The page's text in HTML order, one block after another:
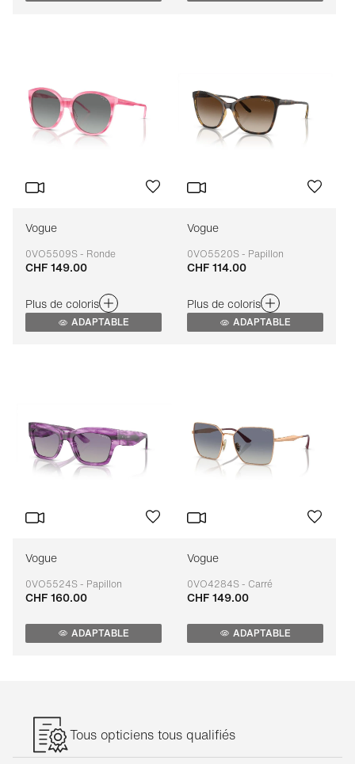
Vogue
0VO5509S - Ronde
Adaptable
CHF 149.00
Plus de coloris
ADAPTABLE
Vogue
0VO5520S - Papillon
Adaptable
CHF 114.00
Plus de coloris
ADAPTABLE
Vogue
0VO5524S - Papillon
Adaptable
CHF 160.00
ADAPTABLE
Vogue
0VO4284S - Carré
Adaptable
CHF 149.00
ADAPTABLE
Tous opticiens tous qualifiés